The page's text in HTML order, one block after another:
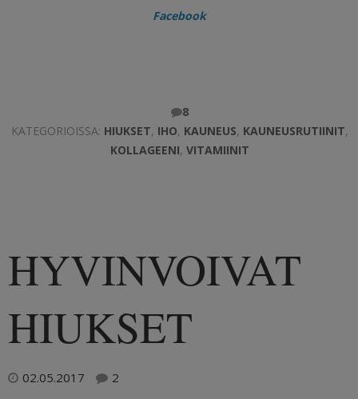
Facebook
8
KATEGORIOISSA: HIUKSET, IHO, KAUNEUS, KAUNEUSRUTIINIT,
KOLLAGEENI, VITAMIINIT
HYVINVOIVAT
HIUKSET
02.05.2017 2